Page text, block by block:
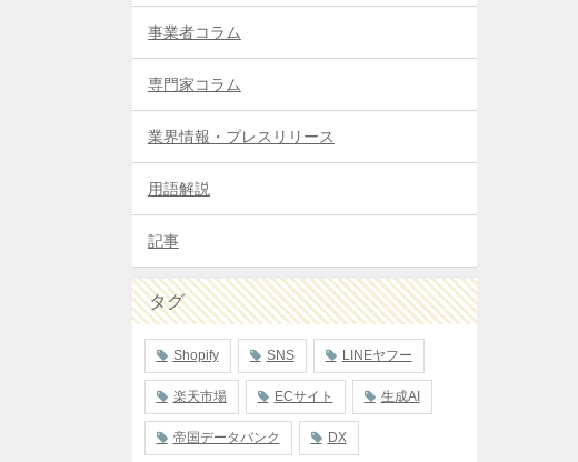
事業者コラム
専門家コラム
業界情報・プレスリリース
用語解説
記事
タグ
Shopify SNS LINEヤフー
楽天市場 ECサイト 生成AI
帝国データバンク DX